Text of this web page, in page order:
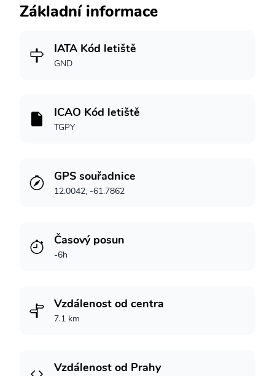
Základní informace
IATA Kód letiště
GND
ICAO Kód letiště
TGPY
GPS souřadnice
12.0042, -61.7862
Časový posun
-6h
Vzdálenost od centra
7.1 km
Vzdálenost od Prahy